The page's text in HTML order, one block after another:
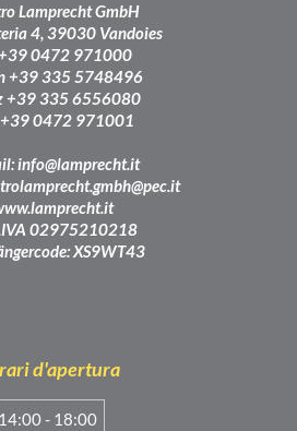
Lamprecht GmbH
4, 39030 Vandoies
+39 0472 971000
+39 335 5748496
+39 335 6556080
0472 971001
info@lamprecht.it
02975210218
XS9WT43
d'apertura
- 18:00